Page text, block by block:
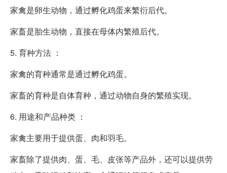
家禽是卵生动物，通过孵化鸡蛋来繁衍后代。
家畜是胎生动物，直接在母体内繁殖后代。
5. 育种方法 ：
家禽的育种通常是通过孵化鸡蛋。
家畜的育种是自体育种，通过动物自身的繁殖实现。
6. 用途和产品种类 ：
家禽主要用于提供蛋、肉和羽毛。
家畜除了提供肉、蛋、毛、皮张等产品外，还可以提供劳